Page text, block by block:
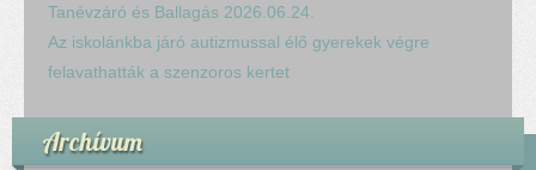
Tanévzáró és Ballagás 2026.06.24.
Az iskolánkba járó autizmussal élő gyerekek végre
felavathatták a szenzoros kertet
Archívum